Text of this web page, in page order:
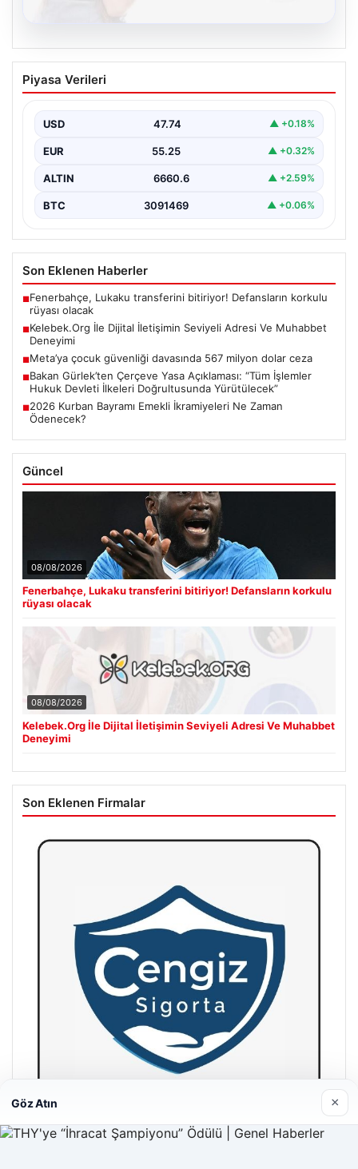
Kelebek.Org İle Dijital İletişimin Seviyeli
Adresi Ve Muhabbet Deneyimi
kurması büyük bir hassasiyet ifade etmektedir.
Günümüzde…
Piyasa Verileri
USD 47.74 ▲ +0.18%
EUR 55.25 ▲ +0.32%
ALTIN 6660.6 ▲ +2.59%
BTC 3091469 ▲ +0.06%
Son Eklenen Haberler
■Fenerbahçe, Lukaku transferini bitiriyor! Defansların korkulu
rüyası olacak
■Kelebek.Org İle Dijital İletişimin Seviyeli Adresi Ve Muhabbet
Deneyimi
■Meta’ya çocuk güvenliği davasında 567 milyon dolar ceza
■Bakan Gürlek’ten Çerçeve Yasa Açıklaması: “Tüm İşlemler
Hukuk Devleti İlkeleri Doğrultusunda Yürütülecek”
■2026 Kurban Bayramı Emekli İkramiyeleri Ne Zaman
Ödenecek?
Güncel
08/08/2026
Fenerbahçe, Lukaku transferini bitiriyor! Defansların korkulu
rüyası olacak
08/08/2026
Kelebek.Org İle Dijital İletişimin Seviyeli Adresi Ve Muhabbet
Deneyimi
Son Eklenen Firmalar
Göz Atın ×